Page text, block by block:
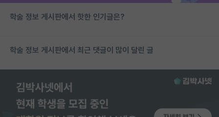
학술 정보 게시판에서 핫한 인기글은?
학술 정보 게시판에서 최근 댓글이 많이 달린 글